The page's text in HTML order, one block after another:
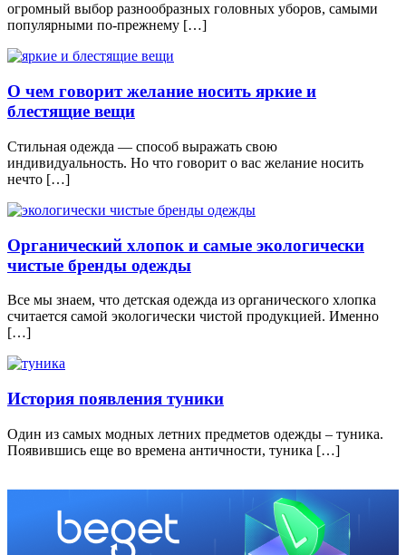
огромный выбор разнообразных головных уборов, самыми
популярными по-прежнему […]
О чем говорит желание носить яркие и
блестящие вещи
Стильная одежда — способ выражать свою
индивидуальность. Но что говорит о вас желание носить
нечто […]
Органический хлопок и самые экологически
чистые бренды одежды
Все мы знаем, что детская одежда из органического хлопка
считается самой экологически чистой продукцией. Именно
[…]
История появления туники
Один из самых модных летних предметов одежды – туника.
Появившись еще во времена античности, туника […]